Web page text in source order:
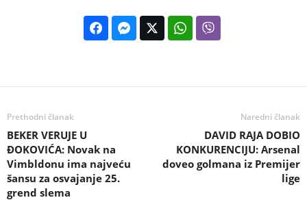
Prethodni članak
BEKER VERUJE U
ĐOKOVIĆA: Novak na
Vimbldonu ima najveću
šansu za osvajanje 25.
grend slema
Naredni članak
DAVID RAJA DOBIO
KONKURENCIJU: Arsenal
doveo golmana iz Premijer
lige